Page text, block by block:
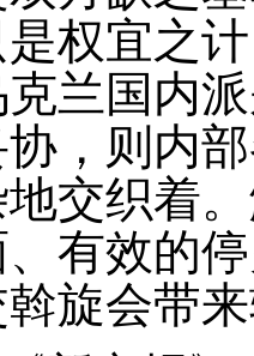
权宜之
兰国内
，则内
交织着
有效的
旋会带